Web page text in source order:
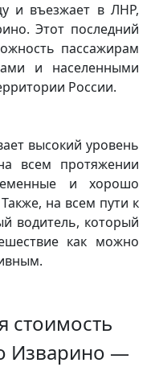
и въезжает в ЛНР,
Этот последний
пассажирам
и населенными
России.
высокий уровень
всем протяжении
и хорошо
на всем пути к
водитель, который
как можно
стоимость
Изварино —